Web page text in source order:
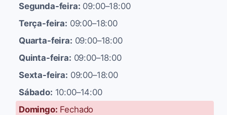
Segunda-feira: 09:00–18:00
Terça-feira: 09:00–18:00
Quarta-feira: 09:00–18:00
Quinta-feira: 09:00–18:00
Sexta-feira: 09:00–18:00
Sábado: 10:00–14:00
Domingo: Fechado